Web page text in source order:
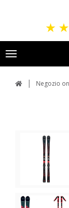
★ ★
Toggle
navigation
Negozio